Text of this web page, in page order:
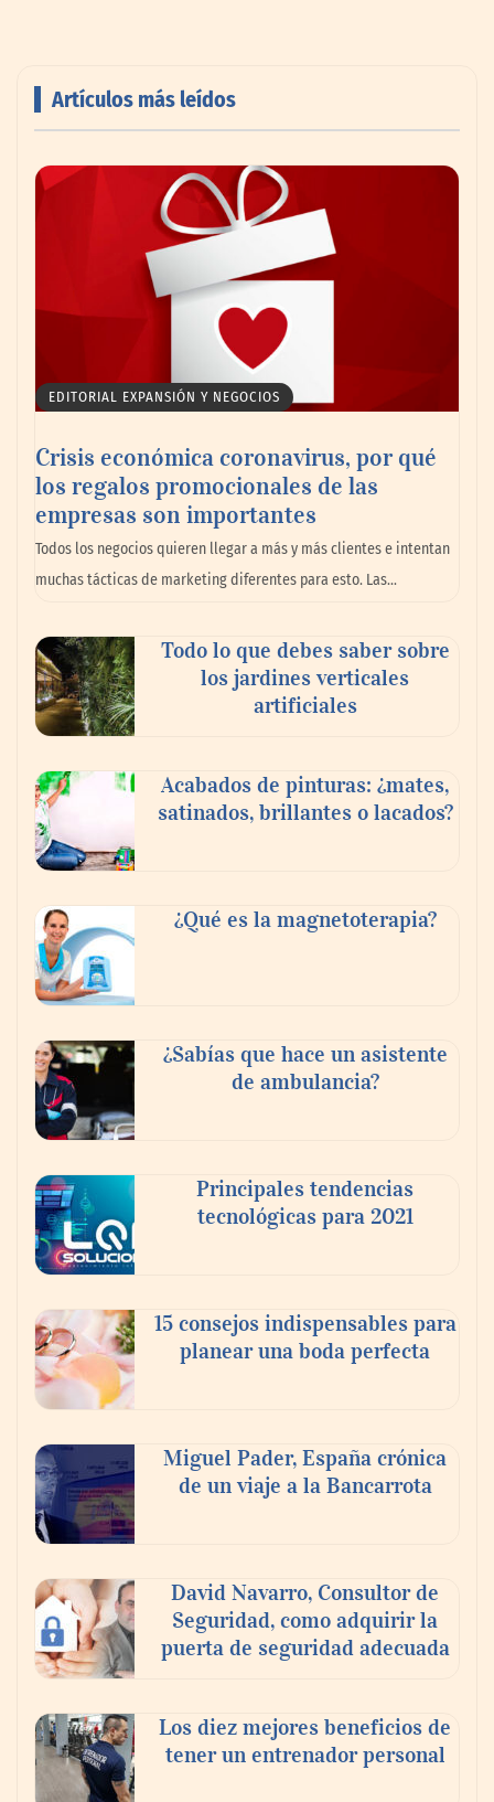
estético a través de los exosomas
Moquetas y alfombras: errores comunes al
limpiarlas y cómo mantenerlas como
nuevas
dicen los expertos
Tips para una estancia perfecta en
Vegadeo
Protocolo en 6 fases para la enfermedad
de Lyme: una visión estructurada
Artículos más leídos
EDITORIAL EXPANSIÓN Y NEGOCIOS
Crisis económica coronavirus, por qué
los regalos promocionales de las
empresas son importantes
Todos los negocios quieren llegar a más y más clientes e intentan
muchas tácticas de marketing diferentes para esto. Las…
Todo lo que debes saber sobre
los jardines verticales
artificiales
Acabados de pinturas: ¿mates,
satinados, brillantes o lacados?
¿Qué es la magnetoterapia?
¿Sabías que hace un asistente
de ambulancia?
Principales tendencias
tecnológicas para 2021
15 consejos indispensables para
planear una boda perfecta
Miguel Pader, España crónica
de un viaje a la Bancarrota
David Navarro, Consultor de
Seguridad, como adquirir la
puerta de seguridad adecuada
Los diez mejores beneficios de
tener un entrenador personal